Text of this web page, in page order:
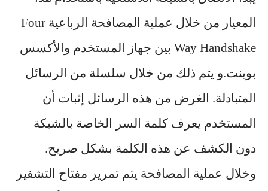
المعيار من خلال عملية المصافحة الرباعية Four
Way Handshake بين جهاز المستخدم والأكسس
بوينت.و يتم ذلك من خلال سلسلة من الرسائل
المتبادلة. الغرض من هذه الرسائل إثبات أن
المستخدم يعرف كلمة السر الخاصة بالشبكة
دون الكشف عن هذه الكلمة بشكل صريح.
وخلال عملية المصافحة يتم تمرير مفتاح التشفير